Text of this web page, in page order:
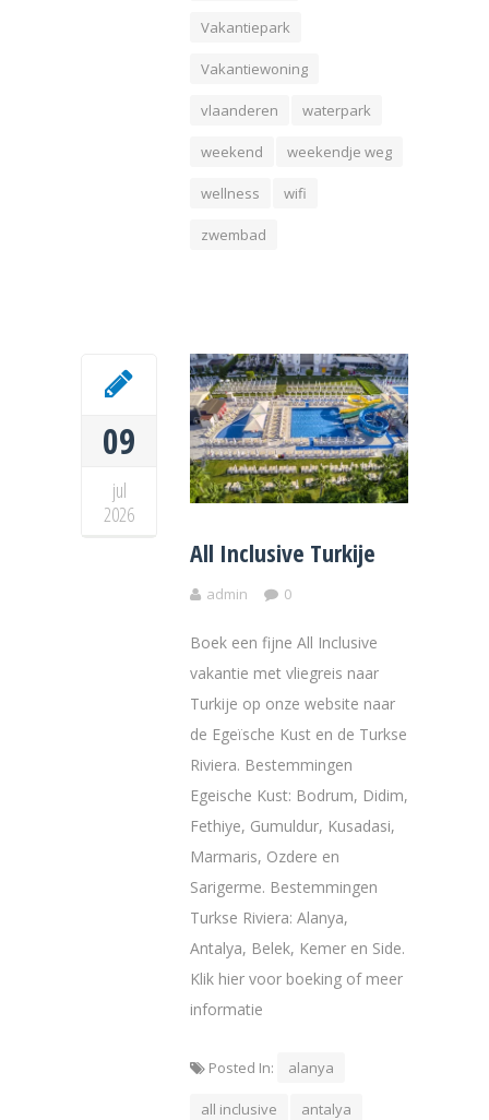
Vakantiepark
Vakantiewoning
vlaanderen waterpark
weekend weekendje weg
wellness wifi
zwembad
09
jul
2026
All Inclusive Turkije
admin 0
Boek een fijne All Inclusive
vakantie met vliegreis naar
Turkije op onze website naar
de Egeïsche Kust en de Turkse
Riviera. Bestemmingen
Egeische Kust: Bodrum, Didim,
Fethiye, Gumuldur, Kusadasi,
Marmaris, Ozdere en
Sarigerme. Bestemmingen
Turkse Riviera: Alanya,
Antalya, Belek, Kemer en Side.
Klik hier voor boeking of meer
informatie
Posted In: alanya
all inclusive antalya